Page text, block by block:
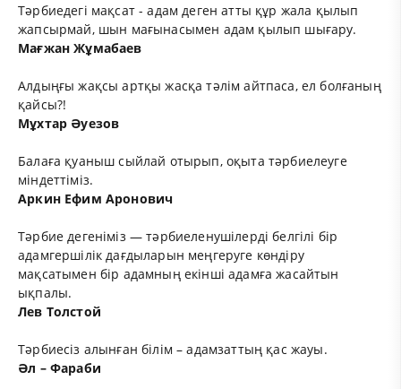
Тәрбиедегі мақсат - адам деген атты құр жала қылып
жапсырмай, шын мағынасымен адам қылып шығару.
Мағжан Жұмабаев
Алдыңғы жақсы артқы жасқа тәлім айтпаса, ел болғаның
қайсы?!
Мұхтар Әуезов
Балаға қуаныш сыйлай отырып, оқыта тәрбиелеуге
міндеттіміз.
Аркин Ефим Аронович
Тәрбие дегеніміз — тәрбиеленушілерді белгілі бір
адамгершілік дағдыларын меңгеруге көндіру
мақсатымен бір адамның екінші адамға жасайтын
ықпалы.
Лев Толстой
Тәрбиесіз алынған білім – адамзаттың қас жауы.
Әл – Фараби